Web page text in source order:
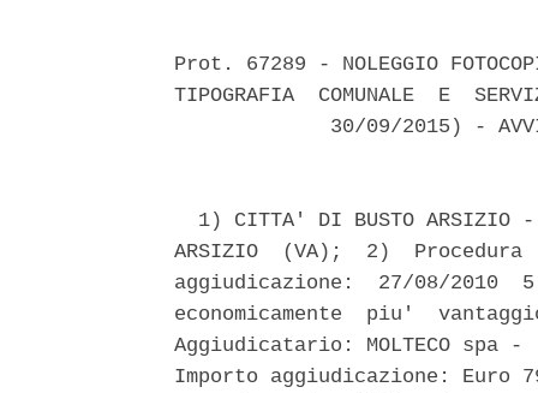
Prot. 67289 - NOLEGGIO
TIPOGRAFIA  COMUNALE  E
30/09/2015) -
1) CITTA' DI BUSTO ARSIZIO
ARSIZIO  (VA);  2)
aggiudicazione:  27/08/
economicamente  piu'
Aggiudicatario: MOLTECO
Importo aggiudicazione: